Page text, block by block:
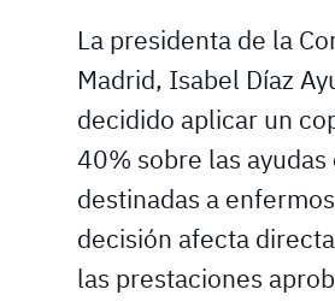
La presidenta de la
Madrid, Isabel Díaz
decidido aplicar un
40% sobre las ayudas
destinadas a
decisión afecta
las prestaciones